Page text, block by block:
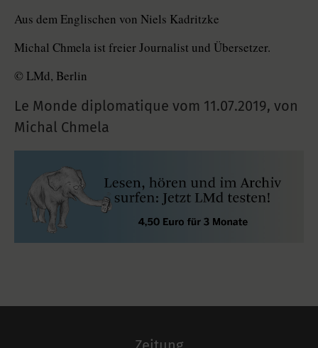
Aus dem Englischen von Niels Kadritzke
Michal Chmela ist freier Journalist und Übersetzer.
© LMd, Berlin
Le Monde diplomatique vom 11.07.2019, von
Michal Chmela